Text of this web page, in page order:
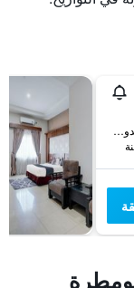
31 Jl. Terandam, بادانج, إندونيسيا